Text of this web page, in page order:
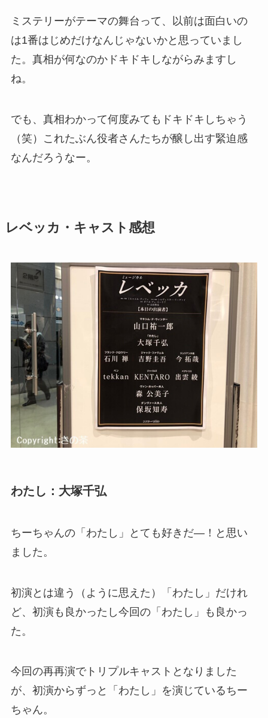
ミステリーがテーマの舞台って、以前は面白いの
は1番はじめだけなんじゃないかと思っていまし
た。真相が何なのかドキドキしながらみますし
ね。
でも、真相わかって何度みてもドキドキしちゃう
（笑）これたぶん役者さんたちが醸し出す緊迫感
なんだろうなー。
レベッカ・キャスト感想
わたし：大塚千弘
ちーちゃんの「わたし」とても好きだ―！と思い
ました。
初演とは違う（ように思えた）「わたし」だけれ
ど、初演も良かったし今回の「わたし」も良かっ
た。
今回の再再演でトリプルキャストとなりました
が、初演からずっと「わたし」を演じているちー
ちゃん。